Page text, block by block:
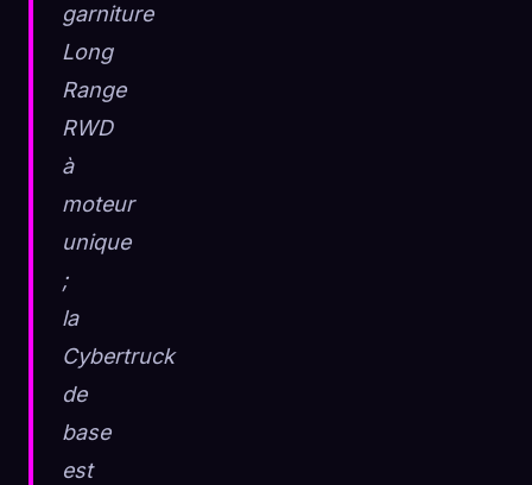
garniture
Long
Range
RWD
à
moteur
unique
;
la
Cybertruck
de
base
est